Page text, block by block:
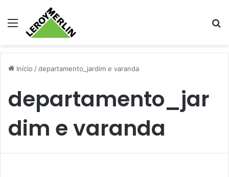
Menu
Início /departamento_jardim e varanda
departamento_jar
dim e varanda